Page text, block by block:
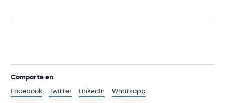
Comparte en
Facebook
Twitter LinkedIn Whatsapp